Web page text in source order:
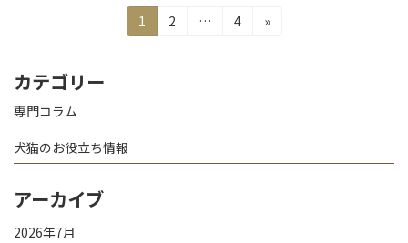
ー
送
固
定
1
固
2 …
固
4 »
カテゴリー
専門コラム
犬猫のお役立ち情報
アーカイブ
2026年7月